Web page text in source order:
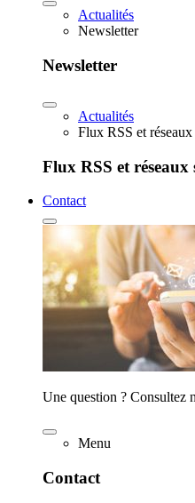
Actualités
Newsletter
Newsletter
Actualités
Flux RSS et
Flux RSS et réseaux
Contact
Une question ? Consultez
Menu
Contact